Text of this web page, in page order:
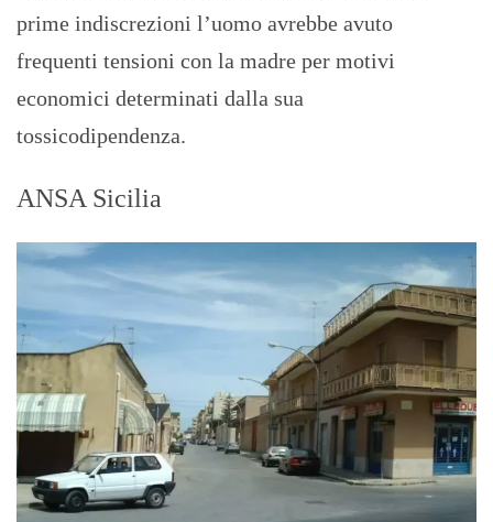
prime indiscrezioni l’uomo avrebbe avuto
frequenti tensioni con la madre per motivi
economici determinati dalla sua
tossicodipendenza.
ANSA Sicilia